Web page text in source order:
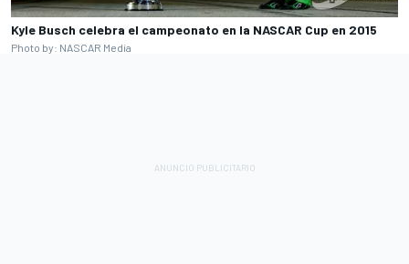
Kyle Busch celebra el campeonato en la NASCAR Cup en 2015
Photo by: NASCAR Media